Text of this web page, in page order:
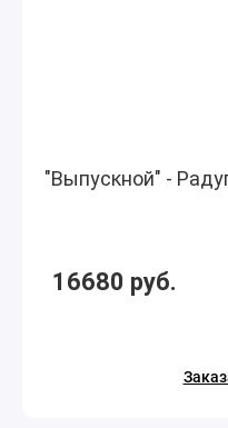
"Выпускной" -
16680 руб.